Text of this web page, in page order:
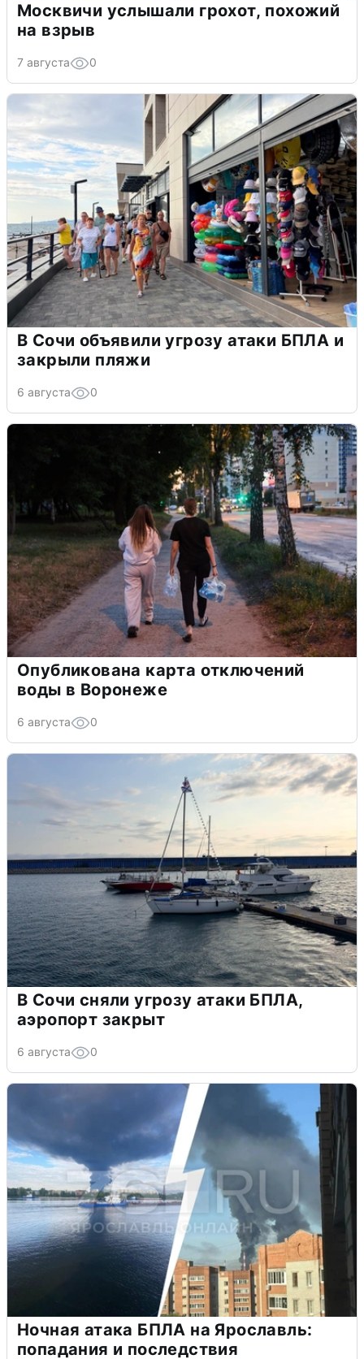
Москвичи услышали грохот, похожий
на взрыв
7 августа 0
В Сочи объявили угрозу атаки БПЛА и
закрыли пляжи
6 августа 0
Опубликована карта отключений
воды в Воронеже
6 августа 0
В Сочи сняли угрозу атаки БПЛА,
аэропорт закрыт
6 августа 0
Ночная атака БПЛА на Ярославль:
попадания и последствия